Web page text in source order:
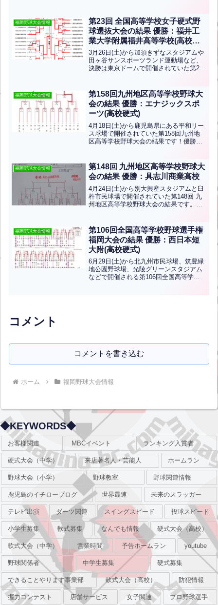
福岡野球大会情報
第23回 全国高等学校女子硬式野
球選抜大会の結果 優勝：福井工
業大学附属福井高等学校(高校女
子硬式野球)
3月26日(土)から加須きずなスタジアムや
田ヶ谷サンスポーツランド運動場など、
決勝は東京ドームで開催されていた第23
高等学校、準優勝は神戸弘陵学園高等学
校です！おめで...全文はクリック
福岡野球大会情報
第158回九州地区高等学校野球大
会の結果 優勝：エナジックスポ
ーツ(高校硬式)
4月18日(土)から鹿児島県にある平和リー
ス球場で開催されていた第158回九州地
区高等学校野球大会の結果です！優勝は
福岡野球大会情報
第148回 九州地区高等学校野球大
会の結果 優勝：具志川商業高校
4月24日(土)から別大興産スタジアムと臼
杵市民球場で開催されていた第148回 九
州地区高等学校野球大会の結果です。優
九国大付、真颯館、東福岡、福大大濠が
出場します。
福岡野球大会情報
第106回全国高等学校野球選手権
福岡大会の結果 優勝：西日本短
大附(高校硬式)
6月29日(土)から北九州市民球場、筑豊緑
地公園野球場、光陵グリーンスタジアム
などで開催される第106回全国高等学校
コメント
コメントを書き込む
ホーム 福岡野球大会情報
◆KEYWORDS◆
お客様関連 MBCイベント ランキング入賞者
硬式大会（中学） 来店著名人・芸能人 ホームラン
野球大会（小学） 野球教室 野球関連情報
鹿児島のイチローブログ 世界最速 未来のスラッガー
テレビ出演 ダーツ関連 スイングスピード 投球スピード
小学生募集 軟式募集 なんでも情報 硬式大会（高校）
軟式大会（中学） 営業時間 予告ホームラン youtube
野球関係者 中学生募集 硬式募集
できることやります事業部 軟式大会（高校） 防犯情報
握力コンテスト 店舗サービス 女子関連 プロ野球選手